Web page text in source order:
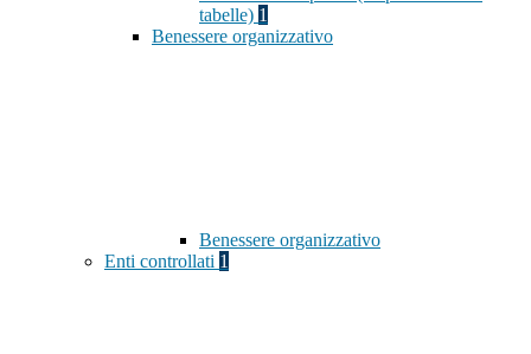
tabelle) 1
Benessere organizzativo
Benessere organizzativo
Enti controllati 1